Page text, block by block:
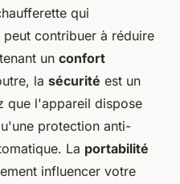
qui
contribuer à réduire
un confort
la sécurité est un
que l'appareil dispose
protection anti-
La portabilité
influencer votre